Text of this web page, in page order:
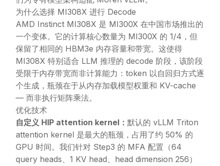
为什么选择 MI308X 进行 Decode
AMD Instinct MI308X 是 MI300X 在中国市场推出的
一个变体。它的计算核心数量为 MI300X 的 1/4，但
保留了相同的 HBM3e 内存容量和带宽。这使得
MI308X 特别适合 LLM 推理的 decode 阶段，该阶段
受限于内存带宽而非计算能力：token 以自回归方式逐
个生成，瓶颈在于从内存加载模型权重和 KV-cache
— 而非执行矩阵乘法。
优化技术
自定义 HIP attention kernel： 默认的 vLLM Triton
attention kernel 是最大的瓶颈，占用了约 50% 的
GPU 时间。我们针对 Step3 的 MFA 配置（64
query heads、1 KV head、head dimension 256）